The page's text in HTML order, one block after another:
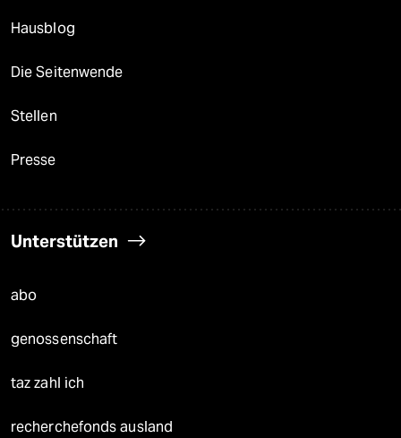
Hausblog
Die Seitenwende
Stellen
Presse
Unterstützen
abo
genossenschaft
taz zahl ich
recherchefonds ausland